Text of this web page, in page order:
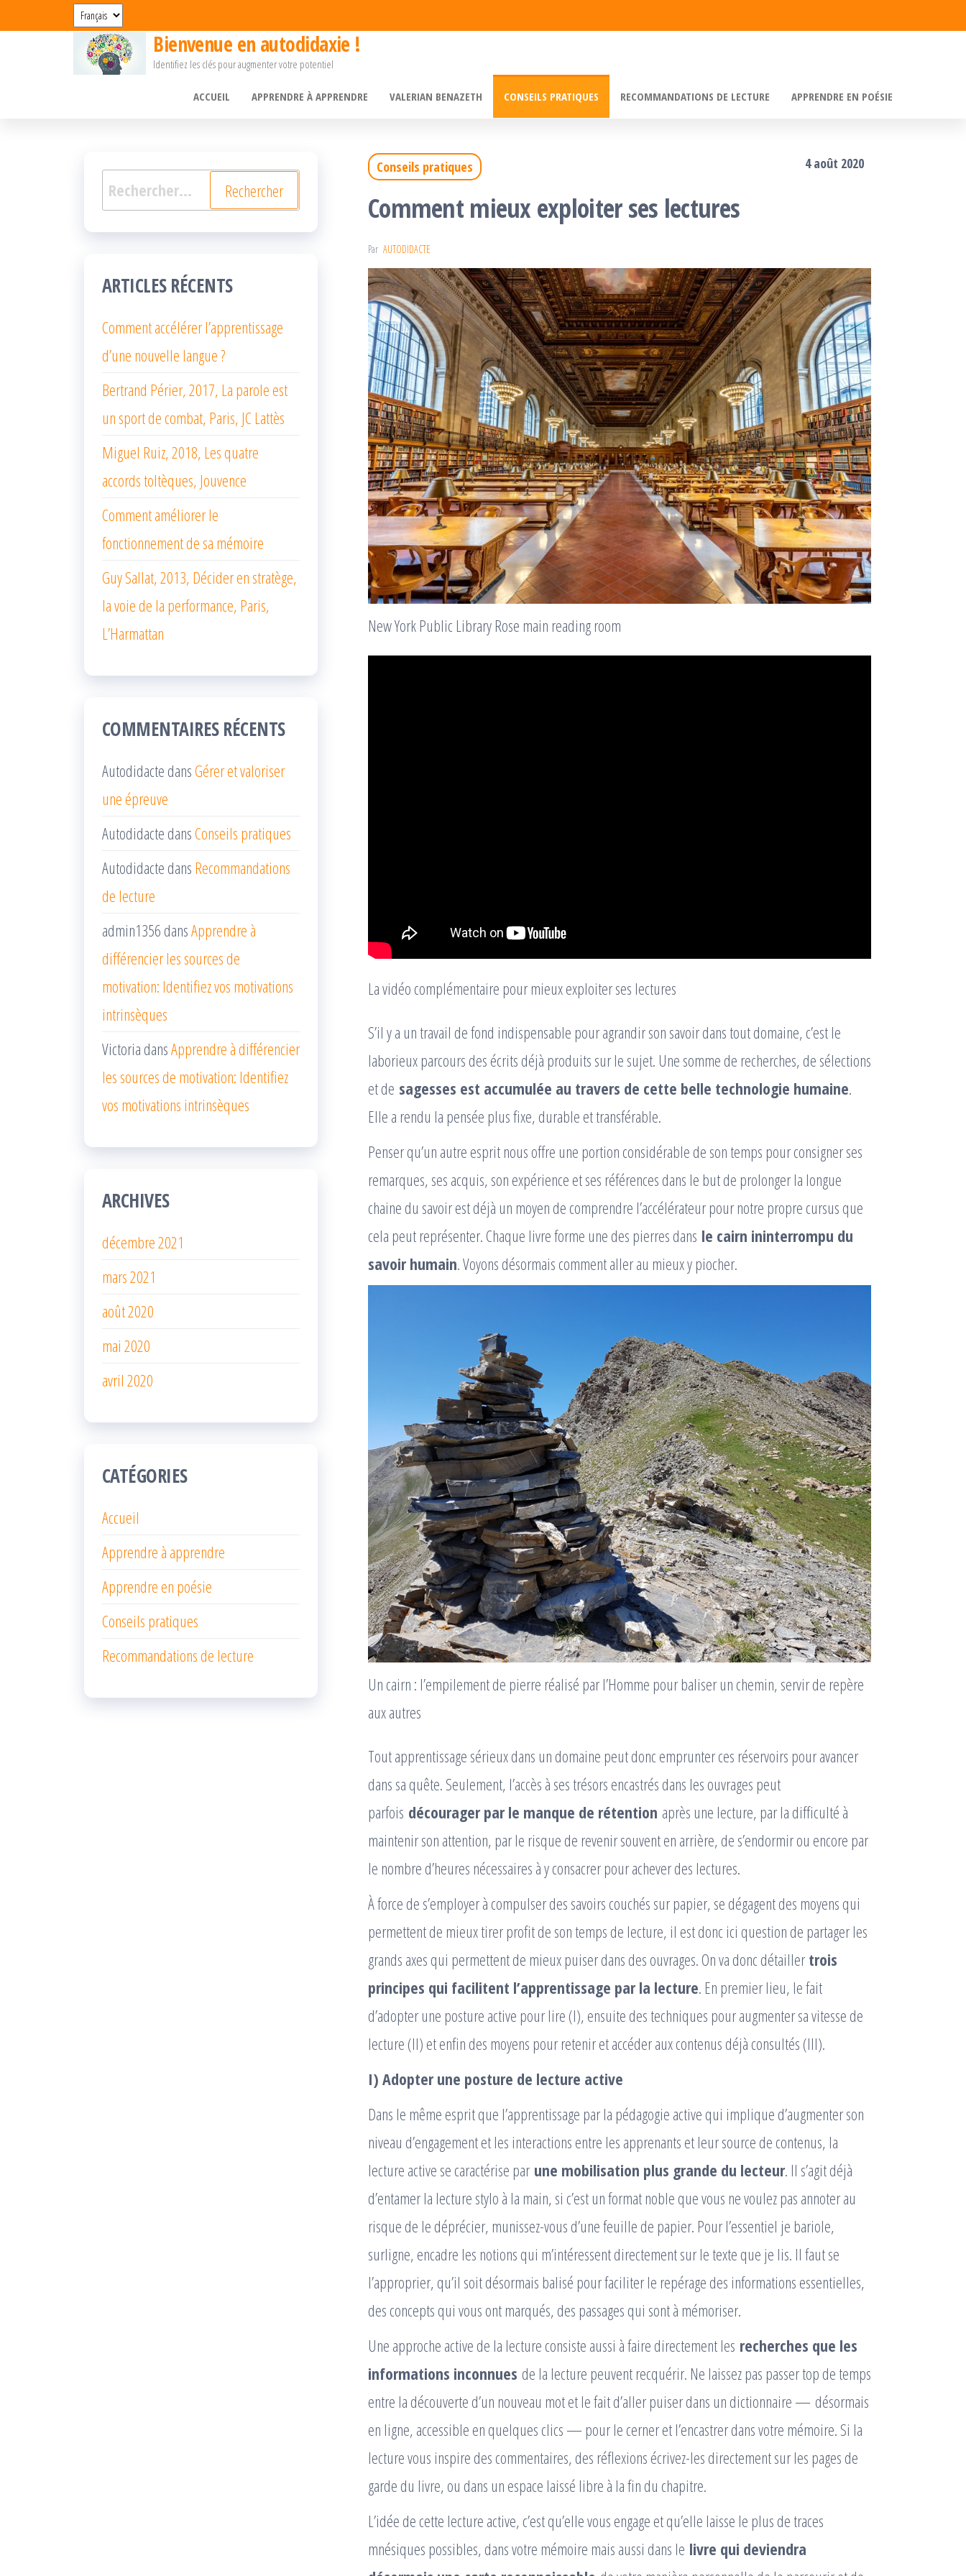
Choisir
une
langue
Bienvenue en autodidaxie !
Identifiez les clés pour augmenter votre potentiel
ACCUEIL APPRENDRE À APPRENDRE VALERIAN BENAZETH CONSEILS PRATIQUES RECOMMANDATIONS DE LECTURE APPRENDRE EN POÉSIE
Conseils pratiques 4 août 2020
Comment mieux exploiter ses lectures
Par AUTODIDACTE
New York Public Library Rose main reading room
La vidéo complémentaire pour mieux exploiter ses lectures
S’il y a un travail de fond indispensable pour agrandir son savoir dans tout domaine, c’est le
laborieux parcours des écrits déjà produits sur le sujet. Une somme de recherches, de sélections
et de sagesses est accumulée au travers de cette belle technologie humaine.
Elle a rendu la pensée plus fixe, durable et transférable.
Penser qu’un autre esprit nous offre une portion considérable de son temps pour consigner ses
remarques, ses acquis, son expérience et ses références dans le but de prolonger la longue
chaine du savoir est déjà un moyen de comprendre l’accélérateur pour notre propre cursus que
cela peut représenter. Chaque livre forme une des pierres dans le cairn ininterrompu du
savoir humain. Voyons désormais comment aller au mieux y piocher.
Un cairn : l’empilement de pierre réalisé par l’Homme pour baliser un chemin, servir de repère
aux autres
Tout apprentissage sérieux dans un domaine peut donc emprunter ces réservoirs pour avancer
dans sa quête. Seulement, l’accès à ses trésors encastrés dans les ouvrages peut
parfois décourager par le manque de rétention après une lecture, par la difficulté à
maintenir son attention, par le risque de revenir souvent en arrière, de s’endormir ou encore par
le nombre d’heures nécessaires à y consacrer pour achever des lectures.
À force de s’employer à compulser des savoirs couchés sur papier, se dégagent des moyens qui
permettent de mieux tirer profit de son temps de lecture, il est donc ici question de partager les
grands axes qui permettent de mieux puiser dans des ouvrages. On va donc détailler trois
principes qui facilitent l’apprentissage par la lecture. En premier lieu, le fait
d’adopter une posture active pour lire (I), ensuite des techniques pour augmenter sa vitesse de
lecture (II) et enfin des moyens pour retenir et accéder aux contenus déjà consultés (III).
I) Adopter une posture de lecture active
Dans le même esprit que l’apprentissage par la pédagogie active qui implique d’augmenter son
niveau d’engagement et les interactions entre les apprenants et leur source de contenus, la
lecture active se caractérise par une mobilisation plus grande du lecteur. Il s’agit déjà
d’entamer la lecture stylo à la main, si c’est un format noble que vous ne voulez pas annoter au
risque de le déprécier, munissez-vous d’une feuille de papier. Pour l’essentiel je bariole,
surligne, encadre les notions qui m’intéressent directement sur le texte que je lis. Il faut se
l’approprier, qu’il soit désormais balisé pour faciliter le repérage des informations essentielles,
des concepts qui vous ont marqués, des passages qui sont à mémoriser.
Une approche active de la lecture consiste aussi à faire directement les recherches que les
informations inconnues de la lecture peuvent recquérir. Ne laissez pas passer top de temps
entre la découverte d’un nouveau mot et le fait d’aller puiser dans un dictionnaire — désormais
en ligne, accessible en quelques clics — pour le cerner et l’encastrer dans votre mémoire. Si la
lecture vous inspire des commentaires, des réflexions écrivez-les directement sur les pages de
garde du livre, ou dans un espace laissé libre à la fin du chapitre.
L’idée de cette lecture active, c’est qu’elle vous engage et qu’elle laisse le plus de traces
mnésiques possibles, dans votre mémoire mais aussi dans le livre qui deviendra
Rechercher :
ARTICLES RÉCENTS
Comment accélérer l’apprentissage
d’une nouvelle langue ?
Bertrand Périer, 2017, La parole est
un sport de combat, Paris, JC Lattès
Miguel Ruiz, 2018, Les quatre
accords toltèques, Jouvence
Comment améliorer le
fonctionnement de sa mémoire
Guy Sallat, 2013, Décider en stratège,
la voie de la performance, Paris,
L’Harmattan
COMMENTAIRES RÉCENTS
Autodidacte dansGérer et valoriser
une épreuve
Autodidacte dansConseils pratiques
Autodidacte dans Recommandations
de lecture
admin1356 dansApprendre à
différencier les sources de
motivation: Identifiez vos motivations
intrinsèques
Victoria dansApprendre à différencier
les sources de motivation: Identifiez
vos motivations intrinsèques
ARCHIVES
décembre 2021
mars 2021
août 2020
mai 2020
avril 2020
CATÉGORIES
Accueil
Apprendre à apprendre
Apprendre en poésie
Conseils pratiques
Recommandations de lecture